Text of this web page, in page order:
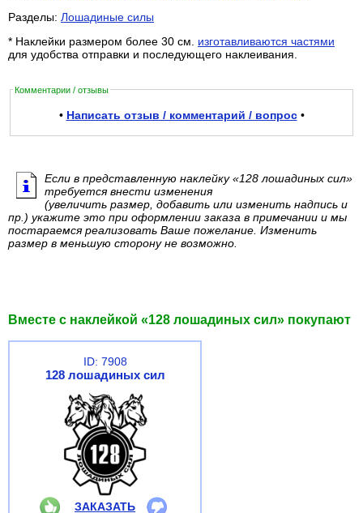
Разделы: Лошадиные силы
* Наклейки размером более 30 см. изготавливаются частями
для удобства отправки и последующего наклеивания.
Комментарии / отзывы
• Написать отзыв / комментарий / вопрос•
Если в представленную наклейку «128 лошадиных сил»
требуется внести изменения
(увеличить размер, добавить или изменить надпись и
пр.) укажите это при оформлении заказа в примечании и мы
постараемся реализовать Ваше пожелание. Изменить
размер в меньшую сторону не возможно.
Вместе с наклейкой «128 лошадиных сил» покупают
ID: 7908
128 лошадиных сил
ЗАКАЗАТЬ